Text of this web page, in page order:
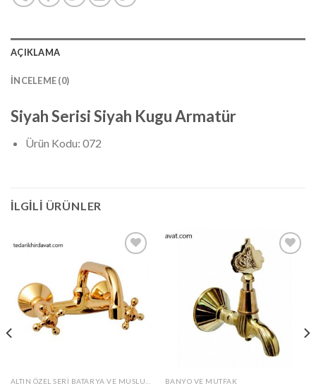
AÇIKLAMA
İNCELEME (0)
Siyah Serisi Siyah Kugu Armatür
Ürün Kodu: 072
İLGILI ÜRÜNLER
Listeme
Ekle
BANYO VE MUTFAK